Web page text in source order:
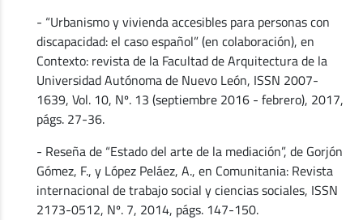
- “Urbanismo y vivienda accesibles para personas con
discapacidad: el caso español” (en colaboración), en
Contexto: revista de la Facultad de Arquitectura de la
Universidad Autónoma de Nuevo León, ISSN 2007-
1639, Vol. 10, Nº. 13 (septiembre 2016 - febrero), 2017,
págs. 27-36.
- Reseña de “Estado del arte de la mediación”, de Gorjón
Gómez, F., y López Peláez, A., en Comunitania: Revista
internacional de trabajo social y ciencias sociales, ISSN
2173-0512, Nº. 7, 2014, págs. 147-150.